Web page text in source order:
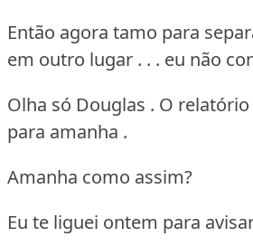
Então agora tamo para
em outro lugar . . . eu não
Olha só Douglas . O
para amanha .
Amanha como assim?
Eu te liguei ontem para